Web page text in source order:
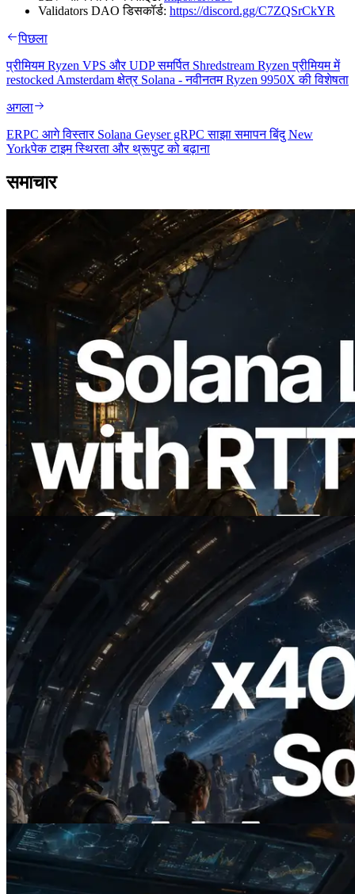
Validators DAO डिसकॉर्ड: https://discord.gg/C7ZQSrCkYR
पिछला
प्रीमियम Ryzen VPS और UDP समर्पित Shredstream Ryzen प्रीमियम में
restocked Amsterdam क्षेत्र Solana - नवीनतम Ryzen 9950X की विशेषता
अगला
ERPC आगे विस्तार Solana Geyser gRPC साझा समापन बिंदु New
Yorkपेक टाइम स्थिरता और थ्रूपुट को बढ़ाना
समाचार
2026.08.05
ERPC का Solana Leader Slot API अब 7
वैश्विक क्षेत्रों से ping मापता है — Validators
Information API भी लॉन्च
यह लेख पढ़ें
2026.07.04
ERPC ने x402 समर्थित Solana RPC लॉन्च
किया — AI एजेंट अब जरूरत के API के लिए ऑन-
डिमांड भुगतान कर सकते हैं
यह लेख पढ़ें